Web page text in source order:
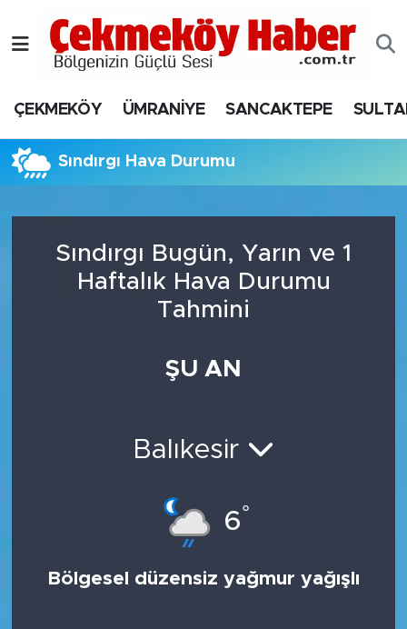
ÇEKMEKÖY ÜMRANİYE SANCAKTEPE
Sındırgı Hava Durumu
Sındırgı Bugün, Yarın ve 1
Haftalık Hava Durumu
Tahmini
ŞU AN
Balıkesir
6°
Bölgesel düzensiz yağmur yağışlı
Nöbetçi Eczaneler
Hava Durumu
Namaz Vakitleri
Süper Lig Puan Durumu ve Fikstür
Tüm Manşetler